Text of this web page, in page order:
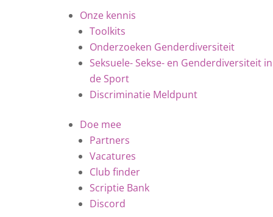
Onze kennis
Toolkits
Onderzoeken Genderdiversiteit
Seksuele- Sekse- en Genderdiversiteit in
de Sport
Discriminatie Meldpunt
Doe mee
Partners
Vacatures
Club finder
Scriptie Bank
Discord